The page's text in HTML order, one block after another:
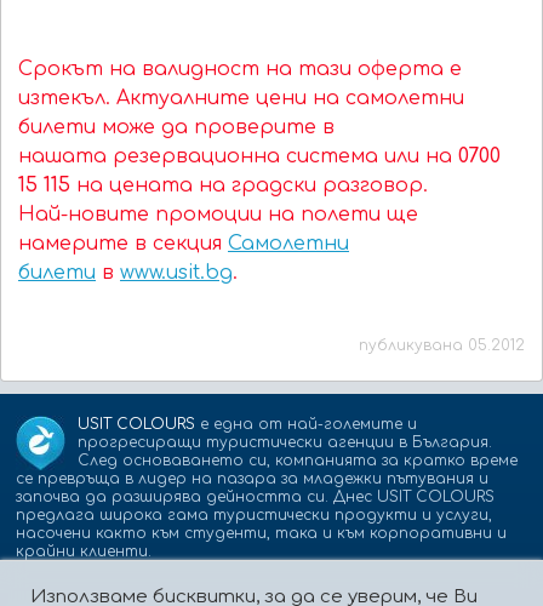
Срокът на валидност на тази оферта е
изтекъл. Актуалните цени на самолетни
билети може да проверите в
нашата резервационна система или на 0700
15 115 на цената на градски разговор.
Най-новите промоции на полети ще
намерите в секция Самолетни
билети в www.usit.bg.
публикувана 05.2012
USIT COLOURS е една от най-големите и
прогресиращи туристически агенции в България.
След основаването си, компанията за кратко време
се превръща в лидер на пазара за младежки пътувания и
започва да разширява дейността си. Днес USIT COLOURS
предлага широка гама туристически продукти и услуги,
насочени както към студенти, така и към корпоративни и
крайни клиенти.
Използваме бисквитки, за да се уверим, че Ви